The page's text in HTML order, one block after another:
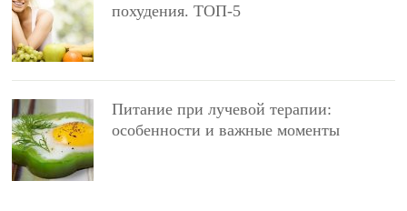
похудения. ТОП-5
Питание при лучевой терапии:
особенности и важные моменты